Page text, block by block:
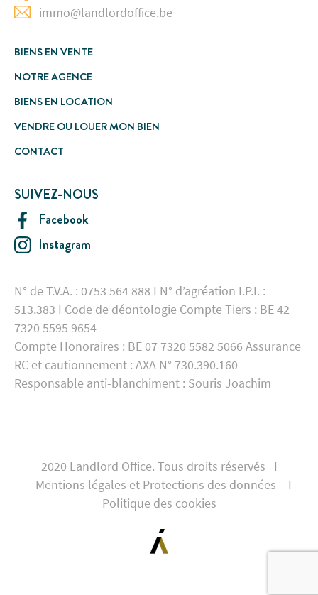
immo@landlordoffice.be
BIENS EN VENTE
NOTRE AGENCE
BIENS EN LOCATION
VENDRE OU LOUER MON BIEN
CONTACT
SUIVEZ-NOUS
Facebook
Instagram
N° de T.V.A. : 0753 564 888 I N° d’agréation I.P.I. :
513.383 I Code de déontologie Compte Tiers : BE 42
7320 5595 9654
Compte Honoraires : BE 07 7320 5582 5066 Assurance
RC et cautionnement : AXA N° 730.390.160
Responsable anti-blanchiment : Souris Joachim
2020 Landlord Office. Tous droits réservés I
Mentions légales et Protections des données
I
Politique des cookies